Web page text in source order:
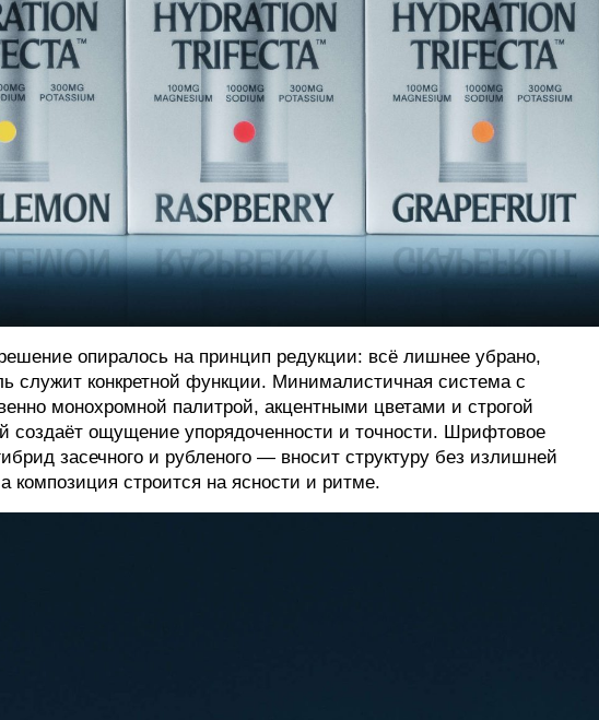
опиралось на принцип редукции: всё лишнее убрано,
служит конкретной функции. Минималистичная система с
монохромной палитрой, акцентными цветами и строгой
создаёт ощущение упорядоченности и точности. Шрифтовое
засечного и рубленого — вносит структуру без излишней
композиция строится на ясности и ритме.